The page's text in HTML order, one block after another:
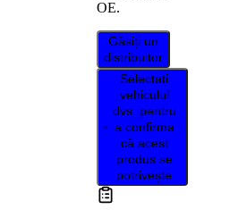
OE.
Găsiți un
distribuitor
Selectați
vehiculul
dvs. pentru
a confirma
că acest
produs se
potrivește